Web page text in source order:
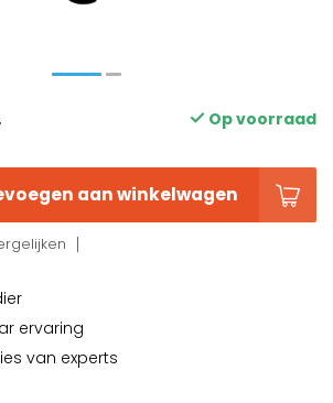
Op voorraad
aan winkelwagen
ervaring
van experts